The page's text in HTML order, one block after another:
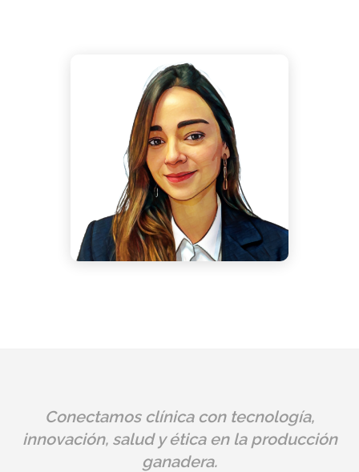
María Torrijos
Robles
Consultora Estratégica
Conectamos clínica con tecnología,
innovación, salud y ética en la producción
ganadera.